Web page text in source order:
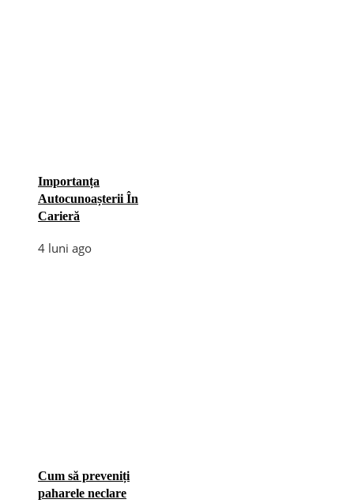
Importanța
Autocunoașterii În
Carieră
4 luni ago
Cum să preveniți
paharele neclare